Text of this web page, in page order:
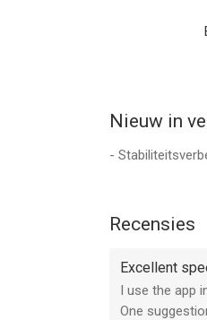
Nieuw in
-
Recensies
Excellent
I use the app
One